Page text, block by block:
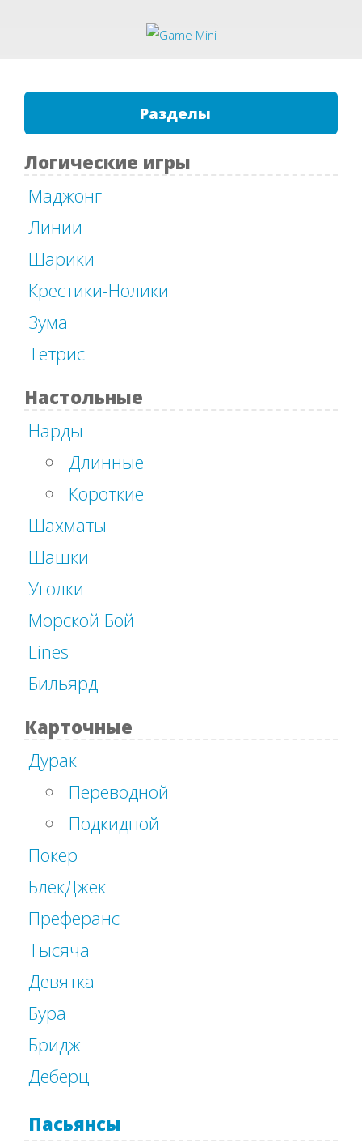
Разделы
Логические игры
Маджонг
Линии
Шарики
Крестики-Нолики
Зума
Тетрис
Настольные
Нарды
Длинные
Короткие
Шахматы
Шашки
Уголки
Морской Бой
Lines
Бильярд
Карточные
Дурак
Переводной
Подкидной
Покер
БлекДжек
Преферанс
Тысяча
Девятка
Бура
Бридж
Деберц
Пасьянсы